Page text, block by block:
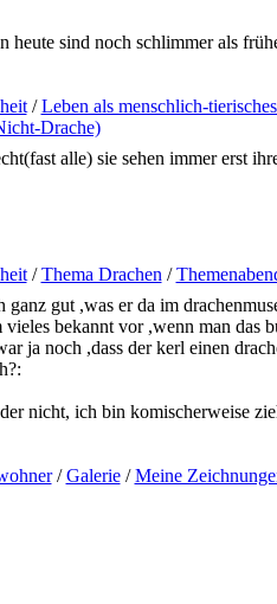
heute sind noch schlimmer als
/Leben als menschlich-
Drache)
alle) sie sehen immer erst
/Thema Drachen /
ganz gut ,was er da im
bekannt vor ,wenn man das
ja noch ,dass der kerl einen
:
nicht, ich bin komischerweise
/Galerie/Meine